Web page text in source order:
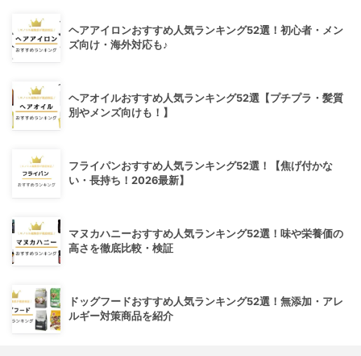
ヘアアイロンおすすめ人気ランキング52選！初心者・メン
ズ向け・海外対応も♪
ヘアオイルおすすめ人気ランキング52選【プチプラ・髪質
別やメンズ向けも！】
フライパンおすすめ人気ランキング52選！【焦げ付かな
い・長持ち！2026最新】
マヌカハニーおすすめ人気ランキング52選！味や栄養価の
高さを徹底比較・検証
ドッグフードおすすめ人気ランキング52選！無添加・アレ
ルギー対策商品を紹介